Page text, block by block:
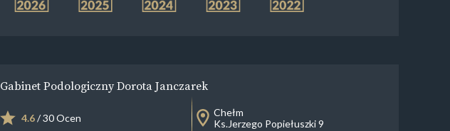
Gabinet Podologiczny Dorota Janczarek
4.6/ 30 Ocen
Chełm
Ks.Jerzego Popiełuszki 9